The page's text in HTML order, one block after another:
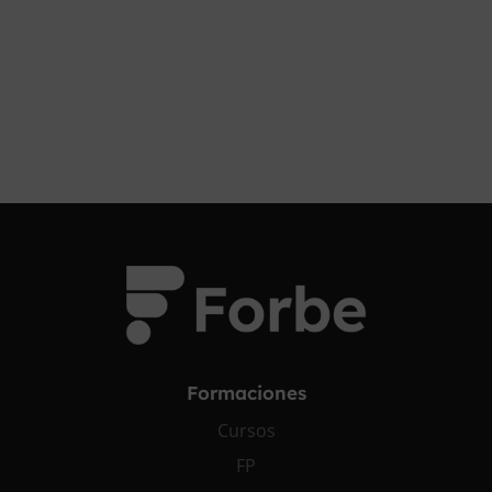
Formaciones
Cursos
FP